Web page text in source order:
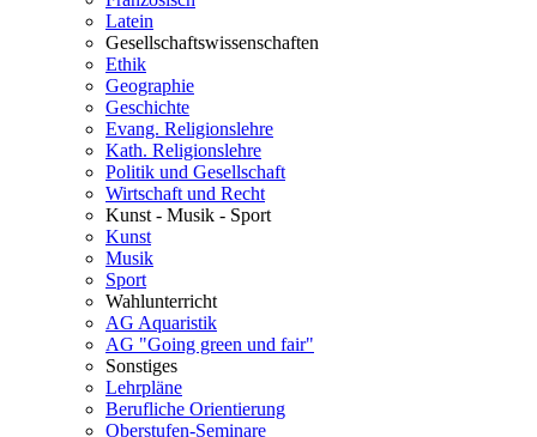
Latein
Gesellschaftswissenschaften
Ethik
Geographie
Geschichte
Evang. Religionslehre
Kath. Religionslehre
Politik und Gesellschaft
Wirtschaft und Recht
Kunst - Musik - Sport
Kunst
Musik
Sport
Wahlunterricht
AG Aquaristik
AG "Going green und fair"
Sonstiges
Lehrpläne
Berufliche Orientierung
Oberstufen-Seminare